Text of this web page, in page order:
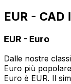
EUR -
EUR - Euro
Dalle nostre
Euro più
Euro è EUR. Il